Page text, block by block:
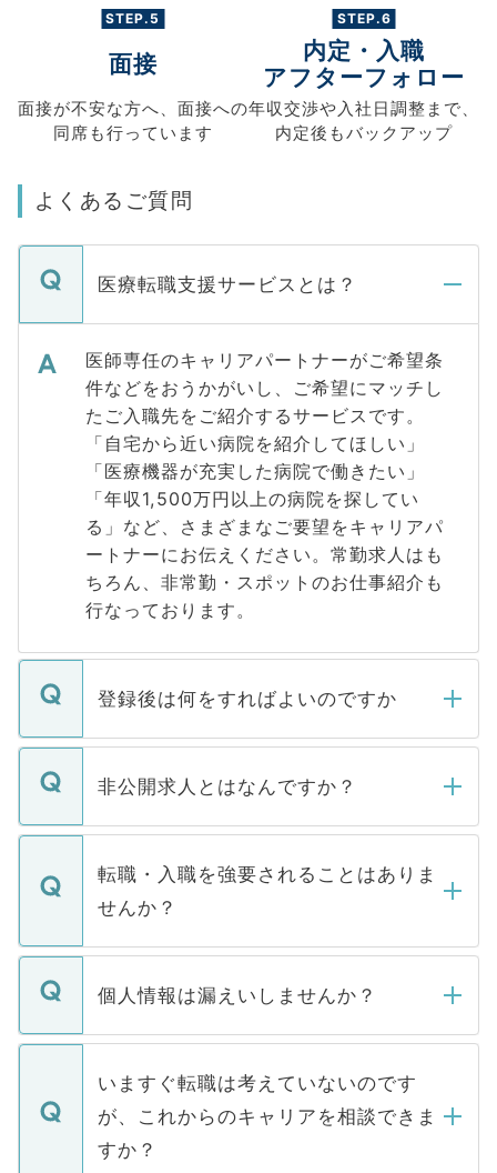
STEP.5
面接
面接が不安な方へ、 面接への
同席も行っています
STEP.6
内定・入職
アフターフォロー
年収交渉や入社日調整まで、
内定後もバックアップ
よくあるご質問
医療転職支援サービスとは？
医師専任のキャリアパートナーがご希望条
件などをおうかがいし、ご希望にマッチし
たご入職先をご紹介するサービスです。
「自宅から近い病院を紹介してほしい」
「医療機器が充実した病院で働きたい」
「年収1,500万円以上の病院を探してい
る」など、さまざまなご要望をキャリアパ
ートナーにお伝えください。常勤求人はも
ちろん、非常勤・スポットのお仕事紹介も
行なっております。
登録後は何をすればよいのですか
ご登録いただきましたら、弊社担当者がご
登録内容を確認し、その後メールもしくは
ます。通常、5営業日以内にはご連絡をせて
いただきますので、しばらくお待ちくださ
い。
非公開求人とはなんですか？
マイナビDOCTORで取り扱っている求人の
うち約3割は、Webサイトからご覧いただ
けない「非公開求人」です。非公開求人は
下記の理由によって、一般には公開してい
ません。
■応募殺到を避けるため 人気のある医療機
関を公にしてしまうと、応募が殺到する場
に、医療機関が求める条件に合った人材の
みを人材紹介会社に依頼するケースが増え
ています。
転職・入職を強要されることはありま
せんか？
転職・入職を強要することは一切ありませ
ん。また、仮に応募先から内定をいただい
定を承諾する必要はありません。内定先へ
の辞退の連絡はキャリアパートナーが行い
ますので、ご安心ください。
個人情報は漏えいしませんか？
個人情報が漏えいすることはありませんの
で、ご安心ください。当サイトからの登録
などで収集したご登録者様の個人情報は、
ご本人のキャリアアップおよび転職活動の
支援を目的に使用いたします。お預かりし
いますぐ転職は考えていないのです
が、これからのキャリアを相談できま
すか？